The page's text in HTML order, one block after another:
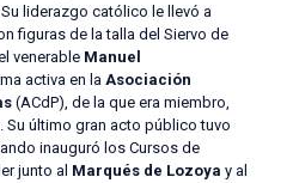
liderazgo católico le llevó a
figuras de la talla del Siervo de
venerable Manuel
activa en la Asociación
(ACdP), de la que era miembro,
último gran acto público tuvo
inauguró los Cursos de
junto al Marqués de Lozoya y al